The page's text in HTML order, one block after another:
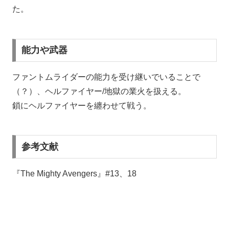
た。
能力や武器
ファントムライダーの能力を受け継いでいることで
（？）、ヘルファイヤー/地獄の業火を扱える。
鎖にヘルファイヤーを纏わせて戦う。
参考文献
『The Mighty Avengers』#13、18